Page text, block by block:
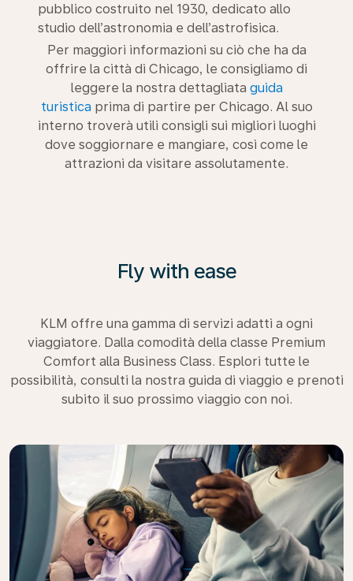
pubblico costruito nel 1930, dedicato allo
studio dell’astronomia e dell’astrofisica.
Per maggiori informazioni su ciò che ha da
offrire la città di Chicago, le consigliamo di
leggere la nostra dettagliata guida
turistica prima di partire per Chicago. Al suo
interno troverà utili consigli sui migliori luoghi
dove soggiornare e mangiare, così come le
attrazioni da visitare assolutamente.
Fly with ease
KLM offre una gamma di servizi adatti a ogni
viaggiatore. Dalla comodità della classe Premium
Comfort alla Business Class. Esplori tutte le
possibilità, consulti la nostra guida di viaggio e prenoti
subito il suo prossimo viaggio con noi.